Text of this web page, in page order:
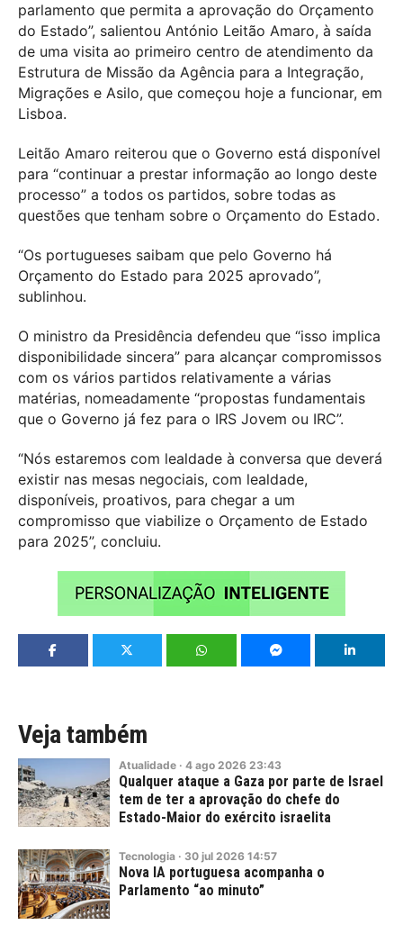
parlamento que permita a aprovação do Orçamento
do Estado”, salientou António Leitão Amaro, à saída
de uma visita ao primeiro centro de atendimento da
Estrutura de Missão da Agência para a Integração,
Migrações e Asilo, que começou hoje a funcionar, em
Lisboa.
Leitão Amaro reiterou que o Governo está disponível
para “continuar a prestar informação ao longo deste
processo” a todos os partidos, sobre todas as
questões que tenham sobre o Orçamento do Estado.
“Os portugueses saibam que pelo Governo há
Orçamento do Estado para 2025 aprovado”,
sublinhou.
O ministro da Presidência defendeu que “isso implica
disponibilidade sincera” para alcançar compromissos
com os vários partidos relativamente a várias
matérias, nomeadamente “propostas fundamentais
que o Governo já fez para o IRS Jovem ou IRC”.
“Nós estaremos com lealdade à conversa que deverá
existir nas mesas negociais, com lealdade,
disponíveis, proativos, para chegar a um
compromisso que viabilize o Orçamento de Estado
para 2025”, concluiu.
Veja também
Atualidade · 4 ago 2026 23:43
Qualquer ataque a Gaza por parte de Israel
tem de ter a aprovação do chefe do
Estado-Maior do exército israelita
Tecnologia · 30 jul 2026 14:57
Nova IA portuguesa acompanha o
Parlamento “ao minuto”